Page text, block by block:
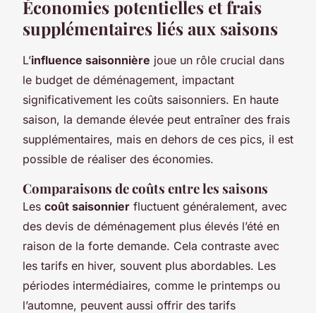
Économies potentielles et frais
supplémentaires liés aux saisons
L’influence saisonnière joue un rôle crucial dans
le budget de déménagement, impactant
significativement les coûts saisonniers. En haute
saison, la demande élevée peut entraîner des frais
supplémentaires, mais en dehors de ces pics, il est
possible de réaliser des économies.
Comparaisons de coûts entre les saisons
Les coût saisonnier fluctuent généralement, avec
des devis de déménagement plus élevés l’été en
raison de la forte demande. Cela contraste avec
les tarifs en hiver, souvent plus abordables. Les
périodes intermédiaires, comme le printemps ou
l’automne, peuvent aussi offrir des tarifs